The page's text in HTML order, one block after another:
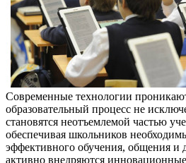
Современные технологии
образовательный процесс не
становятся неотъемлемой частью
обеспечивая школьников
эффективного обучения, общения и
активно внедряются